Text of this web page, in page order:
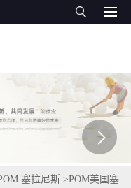
塞拉尼斯 >POM美国塞